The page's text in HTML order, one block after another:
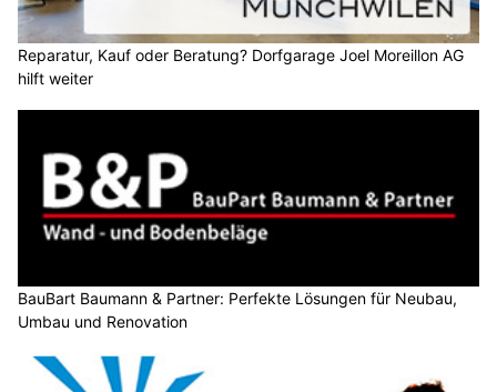
Reparatur, Kauf oder Beratung? Dorfgarage Joel Moreillon AG
hilft weiter
BauBart Baumann & Partner: Perfekte Lösungen für Neubau,
Umbau und Renovation